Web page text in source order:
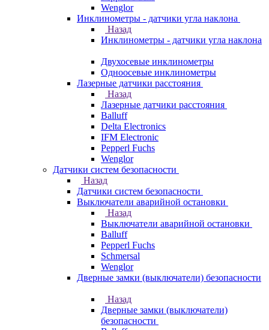
Wenglor
Инклинометры - датчики угла наклона
Назад
Инклинометры - датчики угла наклона
Двухосевые инклинометры
Одноосевые инклинометры
Лазерные датчики расстояния
Назад
Лазерные датчики расстояния
Balluff
Delta Electronics
IFM Electronic
Pepperl Fuchs
Wenglor
Датчики систем безопасности
Назад
Датчики систем безопасности
Выключатели аварийной остановки
Назад
Выключатели аварийной остановки
Balluff
Pepperl Fuchs
Schmersal
Wenglor
Дверные замки (выключатели) безопасности
Назад
Дверные замки (выключатели)
безопасности